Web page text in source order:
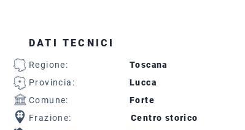
DATI TECNICI
Regione:
Toscana
Provincia:
Lucca
Comune:
Forte
Frazione:
Centro storico